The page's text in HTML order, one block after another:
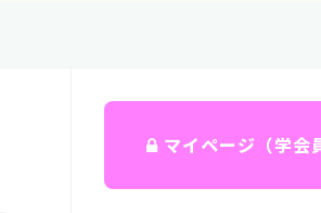
マイページ（学会